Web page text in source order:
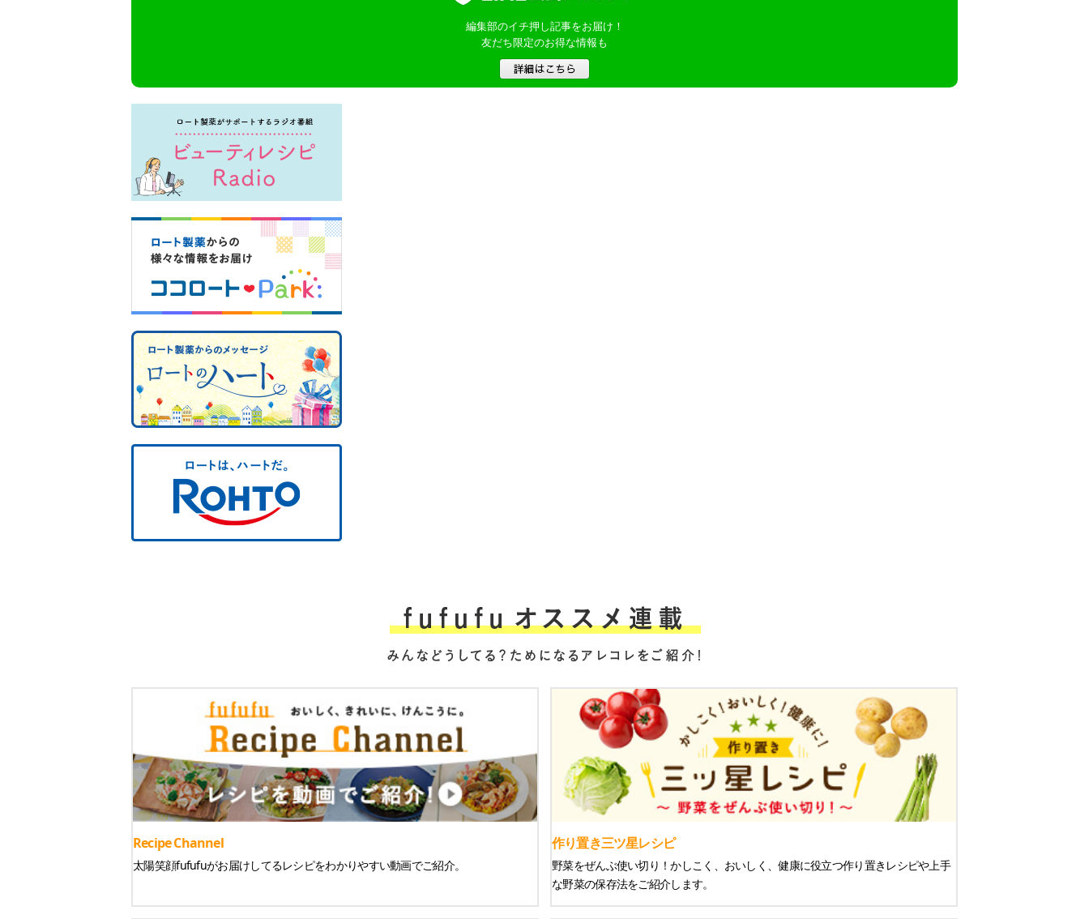
編集部のイチ押し記事をお届け！
友だち限定のお得な情報も
Recipe Channel
太陽笑顔fufufuがお届けしてるレシピをわかりやすい動画でご紹介。
作り置き三ツ星レシピ
野菜をぜんぶ使い切り！かしこく、おいしく、健康に役立つ作り置きレシピや上手
な野菜の保存法をご紹介します。